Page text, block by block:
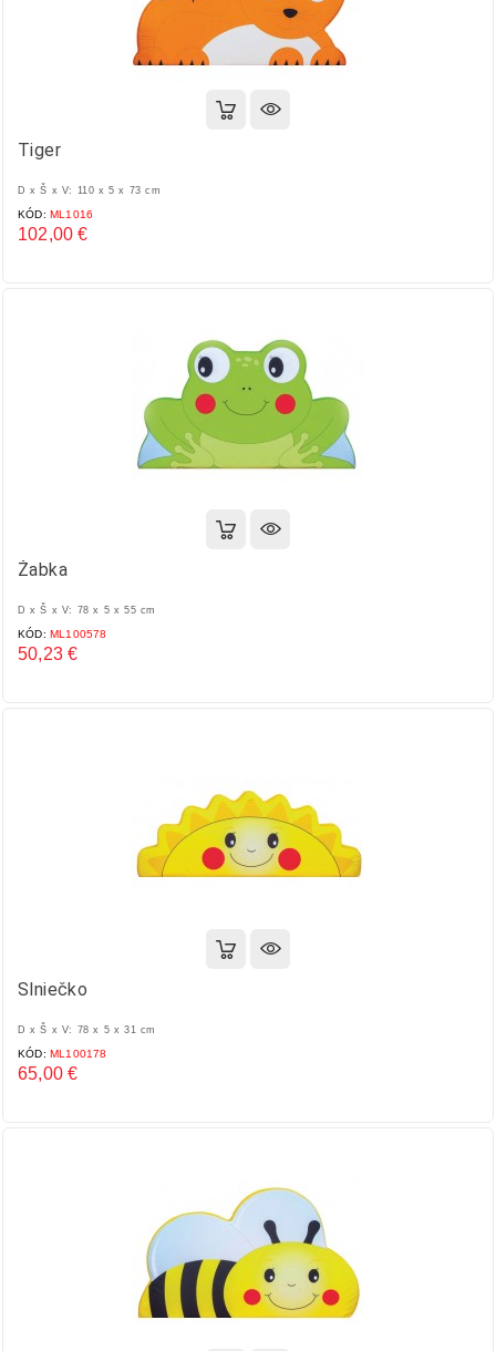
Tiger
D x Š x V: 110 x 5 x 73 cm
KÓD: ML1016
102,00 €
Žabka
D x Š x V: 78 x 5 x 55 cm
KÓD: ML100578
50,23 €
Slniečko
D x Š x V: 78 x 5 x 31 cm
KÓD: ML100178
65,00 €